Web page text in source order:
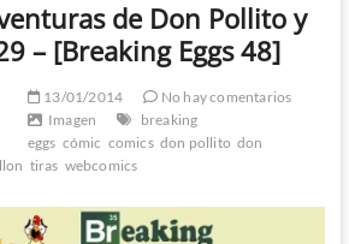
de Don Pollito y
– [Breaking Eggs 48]
13/01/2014
No hay comentarios
Imagen
breaking
eggs cómic comics don pollito don
tiras webcomics